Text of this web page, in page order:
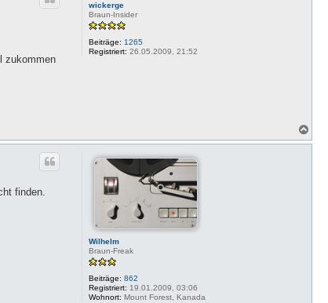
wickerge
Braun-Insider
Beiträge: 1265
Registriert: 26.05.2009, 21:52
zukommen
a
Wilhelm
Braun-Freak
Beiträge: 862
Registriert: 19.01.2009, 03:06
Wohnort: Mount Forest, Kanada
finden.